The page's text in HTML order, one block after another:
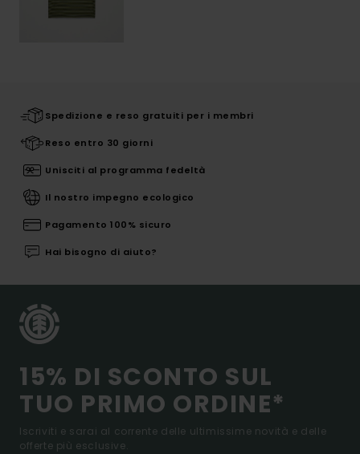
Spedizione e reso gratuiti per i membri
Reso entro 30 giorni
Unisciti al programma fedeltà
Il nostro impegno ecologico
Pagamento 100% sicuro
Hai bisogno di aiuto?
15% DI SCONTO SUL
TUO PRIMO ORDINE*
Iscriviti e sarai al corrente delle ultimissime novità e delle
offerte più esclusive.